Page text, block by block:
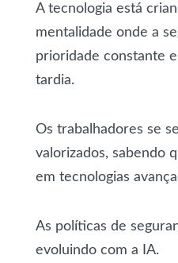
A tecnologia está
mentalidade onde a
prioridade constante
tardia.
Os trabalhadores se
valorizados, sabendo
em tecnologias
As políticas de
evoluindo com a IA.